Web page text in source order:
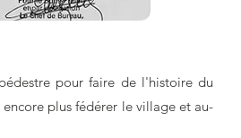
pour faire de l'histoire du
plus fédérer le village et au-